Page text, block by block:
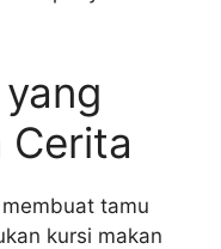
Cerita
tamu
kursi makan